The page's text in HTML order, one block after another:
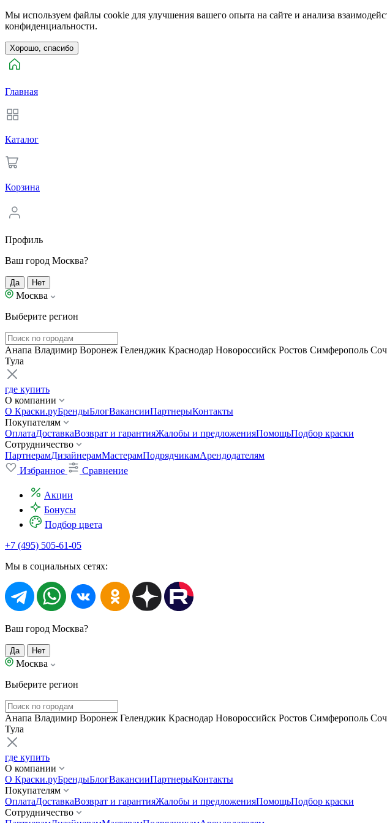
Мы используем файлы cookie для улучшения вашего опыта на сайте и анализа
конфиденциальности.
Хорошо, спасибо
Главная
Каталог
Корзина
Профиль
Ваш город Москва?
Да Нет
Москва
Выберите регион
Анапа Владимир Воронеж Геленджик Краснодар Новороссийск Ростов Симферополь
Тула
где купить
О компании
О Краски.руБрендыБлогВакансииПартнерыКонтакты
Покупателям
ОплатаДоставкаВозврат и гарантияЖалобы и предложенияПомощьПодбор краски
Сотрудничество
ПартнерамДизайнерамМастерамПодрядчикамАрендодателям
Избранное
Сравнение
Акции
Бонусы
Подбор цвета
+7 (495) 505-61-05
Мы в социальных сетях:
Ваш город Москва?
Да Нет
Москва
Выберите регион
Анапа Владимир Воронеж Геленджик Краснодар Новороссийск Ростов Симферополь
Тула
где купить
О компании
О Краски.руБрендыБлогВакансииПартнерыКонтакты
Покупателям
ОплатаДоставкаВозврат и гарантияЖалобы и предложенияПомощьПодбор краски
Сотрудничество